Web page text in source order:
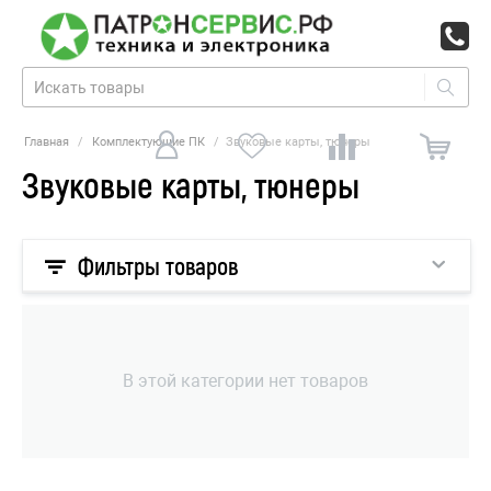
Главная / Комплектующие ПК / Звуковые карты, тюнеры
Звуковые карты, тюнеры
Фильтры товаров
В этой категории нет товаров